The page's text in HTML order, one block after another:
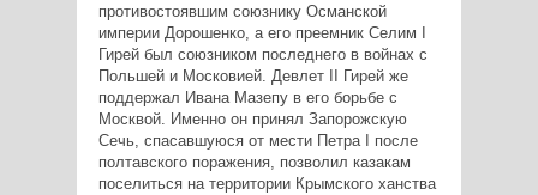
противостоявшим союзнику Османской
империи Дорошенко, а его преемник Селим I
Гирей был союзником последнего в войнах с
Польшей и Московией. Девлет II Гирей же
поддержал Ивана Мазепу в его борьбе с
Москвой. Именно он принял Запорожскую
Сечь, спасавшуюся от мести Петра I после
полтавского поражения, позволил казакам
поселиться на территории Крымского ханства